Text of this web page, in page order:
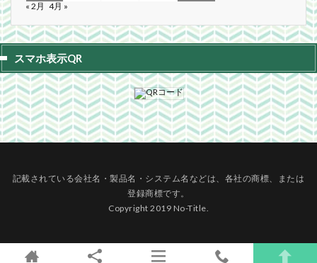
« 2月 4月 »
スマホ表示QR
記載されている会社名・製品名・システム名などは、各社の商標、または
登録商標です。
Copyright 2019 No-Title.